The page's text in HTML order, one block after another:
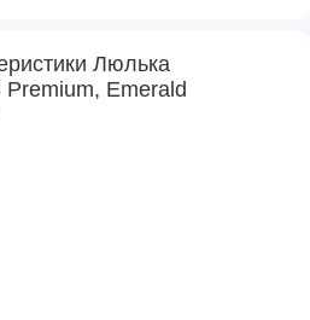
Люлька
Emerald